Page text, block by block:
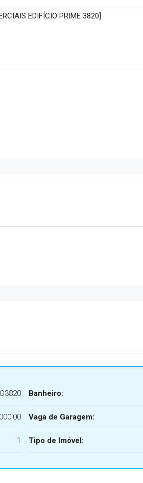
1
Banheiro:
Vaga de Garagem:
Tipo de Imóvel: